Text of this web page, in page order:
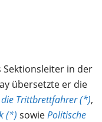
Sektionsleiter in der
übersetzte er die
Trittbrettfahrer (*),
(*) sowiePolitische